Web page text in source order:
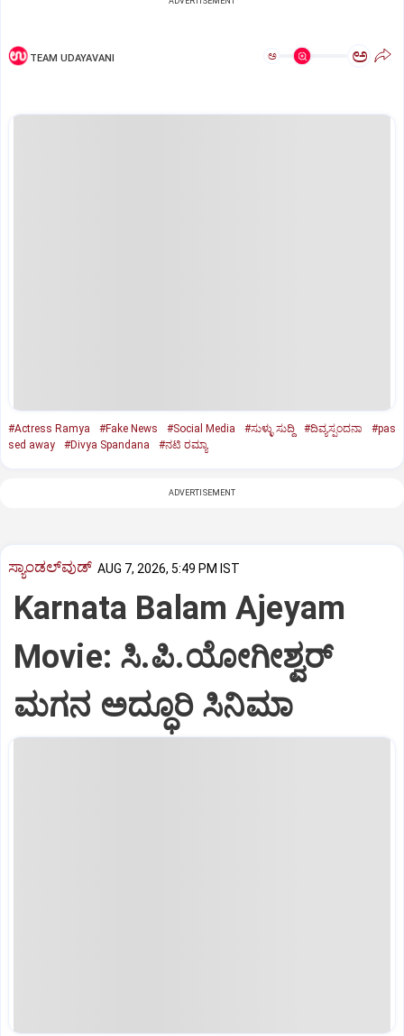
TEAM UDAYAVANI ಅ ಅ
#Actress Ramya #Fake News #Social Media #ಸುಳ್ಳು ಸುದ್ದಿ #ದಿವ್ಯಸ್ಪಂದನಾ
#pas
sed away
#Divya Spandana #ನಟಿ ರಮ್ಯಾ
ADVERTISEMENT
ಸ್ಯಾಂಡಲ್‌ವುಡ್‌ AUG 7, 2026, 5:49 PM IST
Karnata Balam Ajeyam
Movie: ಸಿ.ಪಿ.ಯೋಗೀಶ್ವರ್‌
ಮಗನ ಅದ್ಧೂರಿ ಸಿನಿಮಾ